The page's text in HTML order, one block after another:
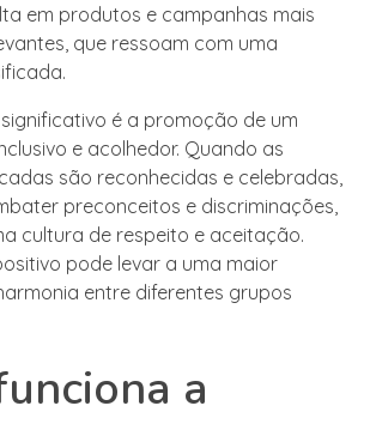
em produtos e campanhas mais
que ressoam com uma
é a promoção de um
e acolhedor. Quando as
são reconhecidas e celebradas,
preconceitos e discriminações,
cultura de respeito e aceitação.
pode levar a uma maior
entre diferentes grupos
a